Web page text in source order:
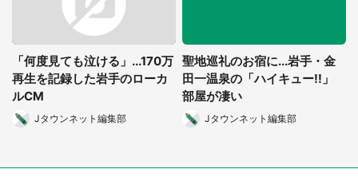
都道府選択
「何度見ても泣ける」...170万
再生を記録した岩手のローカ
ルCM
Jタウンネット編集部
聖地巡礼のお宿に...岩手・金
田一温泉の「ハイキュー!!」
部屋が凄い
Jタウンネット編集部